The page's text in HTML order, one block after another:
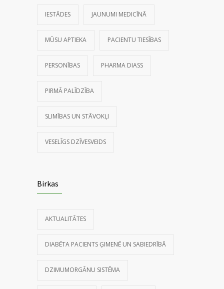
IESTĀDES JAUNUMI MEDICĪNĀ
MŪSU APTIEKA PACIENTU TIESĪBAS
PERSONĪBAS PHARMA DIASS
PIRMĀ PALĪDZĪBA
SLIMĪBAS UN STĀVOKĻI
VESELĪGS DZĪVESVEIDS
Birkas
AKTUALITĀTES
DIABĒTA PACIENTS ĢIMENĒ UN SABIEDRĪBĀ
DZIMUMORGĀNU SISTĒMA